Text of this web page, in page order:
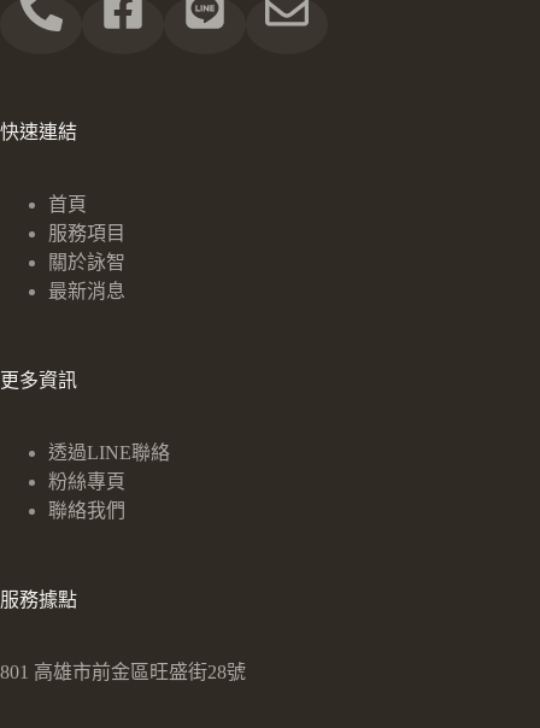
快速連結
首頁
服務項目
關於詠智
最新消息
更多資訊
透過LINE聯絡
粉絲專頁
聯絡我們
服務據點
801 高雄市前金區旺盛街28號